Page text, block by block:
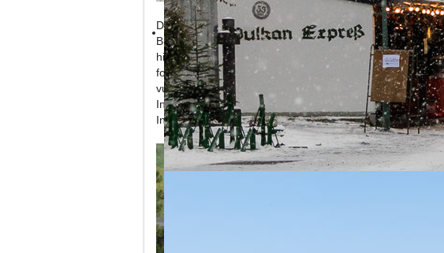
Der Bahnhof gehört zu dem mit rund 1.600 Einwohner
Burgbrohl. Der Ort 1112 gegründete Ort, der damit
hier errichtete Burg Burgbrohl zurück, die noch heute
folgenden Jahrhunderten wuchs der Ort stetig. Mit dem
vulkanisch bedingter Vorkommen wie Kohlensäure und
Industrialisierung weiter an Bedeutung. Noch heute wird
Industrieanlagen geprägt.